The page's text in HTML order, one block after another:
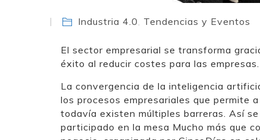
Industria 4.0, Tendencias y Eventos
El sector empresarial se transforma
éxito al reducir costes para las empresas.
La convergencia de la inteligencia
los procesos empresariales que permite
todavía existen múltiples barreras. Así
participado en la mesa Mucho más que